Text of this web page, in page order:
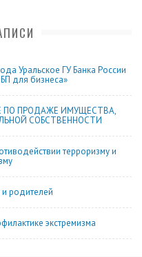
Уральское ГУ Банка России
для бизнеса»
ПО ПРОДАЖЕ ИМУЩЕСТВА,
СОБСТВЕННОСТИ
терроризму и
родителей
экстремизма